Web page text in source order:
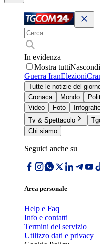
In evidenza
Mostra tuttiNascondi
Guerra IranElezioni
Tutte le notizie del
Cronaca
Mondo
Video
Foto
Tv & Spettacolo
Chi siamo
Seguici anche su
Area personale
Help e Faq
Info e contatti
Termini del servizio
Utilizzo dati e privacy